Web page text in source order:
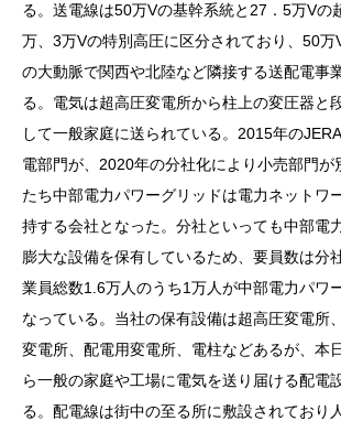
る。送電線は50万Vの基幹系統と27．5万Vの
万、3万Vの特別高圧に区分されており、50万
の大動脈で関西や北陸など隣接する送配電事
る。電気は超高圧変電所から柱上の変圧器と
して一般家庭に送られている。2015年の
電部門が、2020年の分社化により小売部門が
たち中部電力パワーグリッドは電力ネットワ
持する会社となった。分社といっても中部電
膨大な設備を保有しているため、要員数は分
業員総数1.6万人のうち1万人が中部電力パワ
なっている。当社の保有設備は超高圧変電所
変電所、配電用変電所、電柱などあるが、本
ら一般の家庭や工場に電気を送り届ける配電
る。配電線は街中の至る所に敷設されており